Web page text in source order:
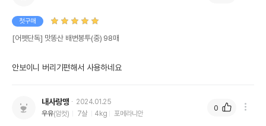
첫구매
[어펫단독] 맛똥산 배변봉투(중) 98매
안보이니 버리기편해서 사용하네요
내사랑맹
2024.01.25
우유(암컷) 7살 4kg 포메라니안
0